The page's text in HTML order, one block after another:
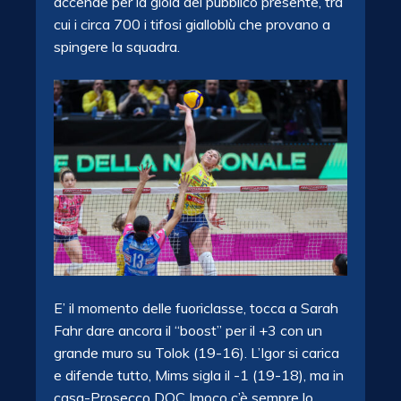
cui i circa 700 i tifosi gialloblù che provano a
spingere la squadra.
E’ il momento delle fuoriclasse, tocca a Sarah
Fahr dare ancora il “boost” per il +3 con un
grande muro su Tolok (19-16). L’Igor si carica
e difende tutto, Mims sigla il -1 (19-18), ma in
casa-Prosecco DOC Imoco c’è sempre lo